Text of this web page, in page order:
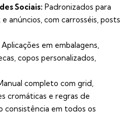
Sociais: Padronizados para
e anúncios, com carrosséis, posts
Aplicações em embalagens,
copos personalizados,
completo com grid,
cromáticas e regras de
consistência em todos os